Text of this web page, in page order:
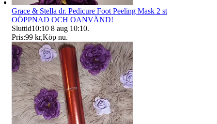
Grace & Stella dr. Pedicure Foot Peeling Mask 2 st
OÖPPNAD OCH OANVÄND!
Sluttid10:10 8 aug 10:10.
Pris:99 kr,Köp nu.